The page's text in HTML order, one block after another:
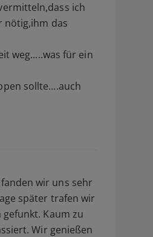
ich
nötig,ihm das
weg.....was für ein
sollte....auch
wir uns sehr
später trafen wir
Kaum zu
Wir genießen